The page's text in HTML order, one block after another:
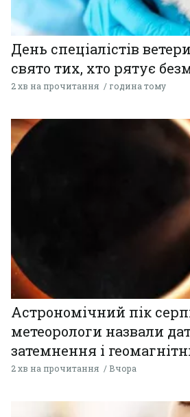
День спеціалістів
свято тих, хто рятує
2 хв на прочитання година тому
Астрономічний пік
метеорологи назвали
затемнення і
2 хв на прочитання Вчора